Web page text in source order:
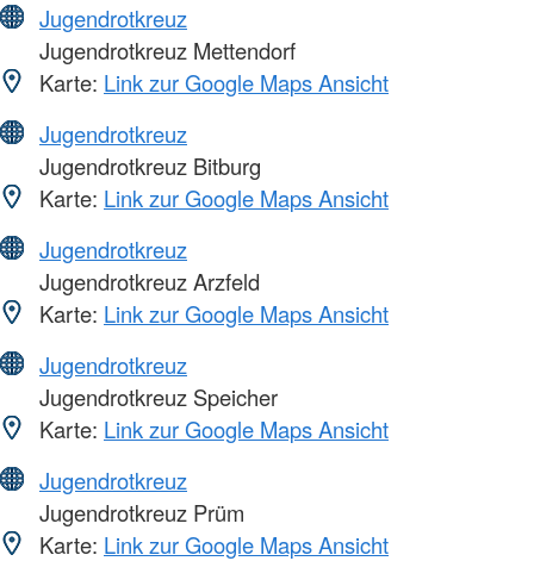
Jugendrotkreuz
Jugendrotkreuz Mettendorf
Karte: Link zur Google Maps Ansicht
Jugendrotkreuz
Jugendrotkreuz Bitburg
Karte: Link zur Google Maps Ansicht
Jugendrotkreuz
Jugendrotkreuz Arzfeld
Karte: Link zur Google Maps Ansicht
Jugendrotkreuz
Jugendrotkreuz Speicher
Karte: Link zur Google Maps Ansicht
Jugendrotkreuz
Jugendrotkreuz Prüm
Karte: Link zur Google Maps Ansicht